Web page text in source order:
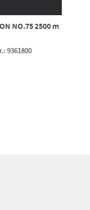
NO.75 2500 m
9361800